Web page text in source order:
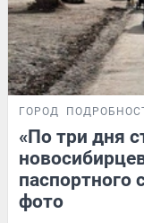
ГОРОД
«По три дня
паспортного
фото